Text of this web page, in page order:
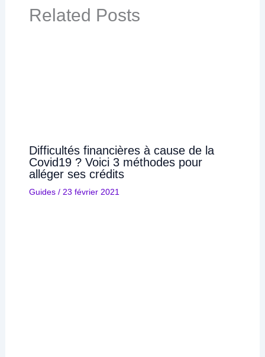
Related Posts
Difficultés financières à cause de la
Covid19 ? Voici 3 méthodes pour
alléger ses crédits
Guides/ 23 février 2021